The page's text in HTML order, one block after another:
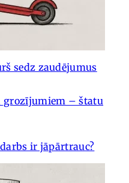
sedz zaudējumus
grozījumiem – štatu
ir jāpārtrauc?